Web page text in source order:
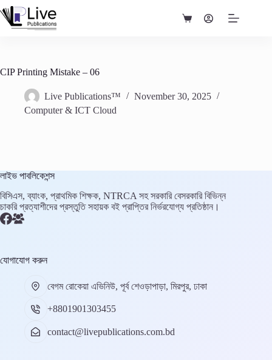
Skip
to
content
Shopping
CIP Printing Mistake – 06
Live Publications™
November 30, 2025
Computer & ICT Cloud
লাইভ পাবলিকেশন্স
বিসিএস, ব্যাংক, প্রাথমিক শিক্ষক, NTRCA সহ সরকারি বেসরকারি বিভিন্ন
চাকরি প্রত্যাশীদের প্রস্তুতি সহায়ক বই প্রাপ্তির নির্ভরযোগ্য প্রতিষ্ঠান।
যোগাযোগ করুন
বেগম রোকেয়া এভিনিউ, পূর্ব শেওড়াপাড়া, মিরপুর, ঢাকা
+8801901303455
contact@livepublications.com.bd